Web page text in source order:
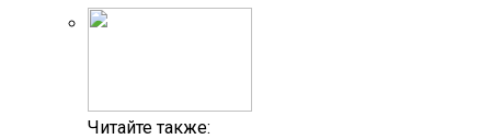
Читайте также: